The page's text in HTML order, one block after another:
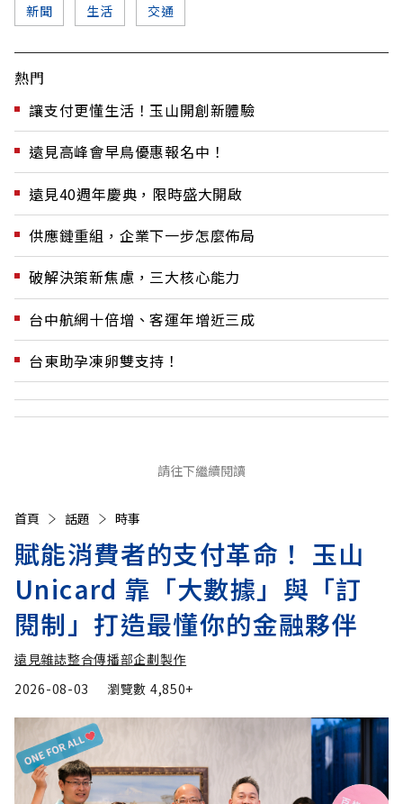
新聞 生活 交通
熱門
讓支付更懂生活！玉山開創新體驗
遠見高峰會早鳥優惠報名中！
遠見40週年慶典，限時盛大開啟
供應鏈重組，企業下一步怎麼佈局
破解決策新焦慮，三大核心能力
台中航網十倍增、客運年增近三成
台東助孕凍卵雙支持！
請往下繼續閱讀
首頁 話題 時事
賦能消費者的支付革命！ 玉山
Unicard 靠「大數據」與「訂
閱制」打造最懂你的金融夥伴
遠見雜誌整合傳播部企劃製作
2026-08-03
瀏覽數 4,850+